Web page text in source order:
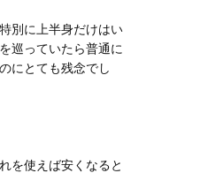
別に上半身だけはい
巡っていたら普通に
にとても残念でし
を使えば安くなると